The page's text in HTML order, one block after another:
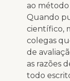
ao
Quando
científico,
colegas
de
as razões
todo